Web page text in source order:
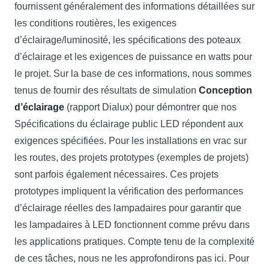
fournissent généralement des informations détaillées sur
les conditions routières, les exigences
d’éclairage/luminosité, les spécifications des poteaux
d’éclairage et les exigences de puissance en watts pour
le projet. Sur la base de ces informations, nous sommes
tenus de fournir des résultats de simulation Conception
d’éclairage (rapport Dialux) pour démontrer que nos
Spécifications du éclairage public LED répondent aux
exigences spécifiées. Pour les installations en vrac sur
les routes, des projets prototypes (exemples de projets)
sont parfois également nécessaires. Ces projets
prototypes impliquent la vérification des performances
d’éclairage réelles des lampadaires pour garantir que
les lampadaires à LED fonctionnent comme prévu dans
les applications pratiques. Compte tenu de la complexité
de ces tâches, nous ne les approfondirons pas ici. Pour